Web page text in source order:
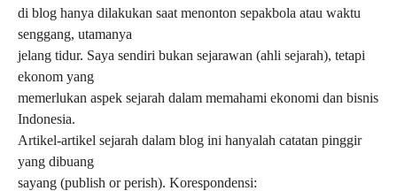
di blog hanya dilakukan saat menonton sepakbola atau waktu
senggang, utamanya
jelang tidur. Saya sendiri bukan sejarawan (ahli sejarah), tetapi
ekonom yang
memerlukan aspek sejarah dalam memahami ekonomi dan bisnis
Indonesia.
Artikel-artikel sejarah dalam blog ini hanyalah catatan pinggir
yang dibuang
sayang (publish or perish). Korespondensi: